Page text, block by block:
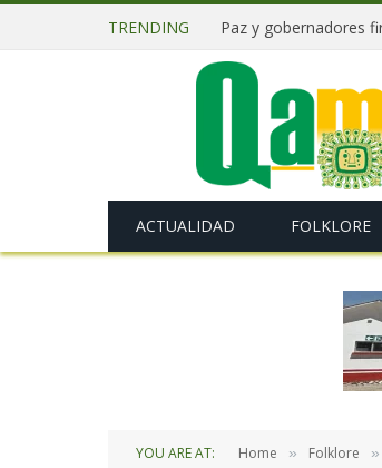
TRENDING
ACTUALIDAD FOLKLORE
YOU ARE AT: Home » Folklore »